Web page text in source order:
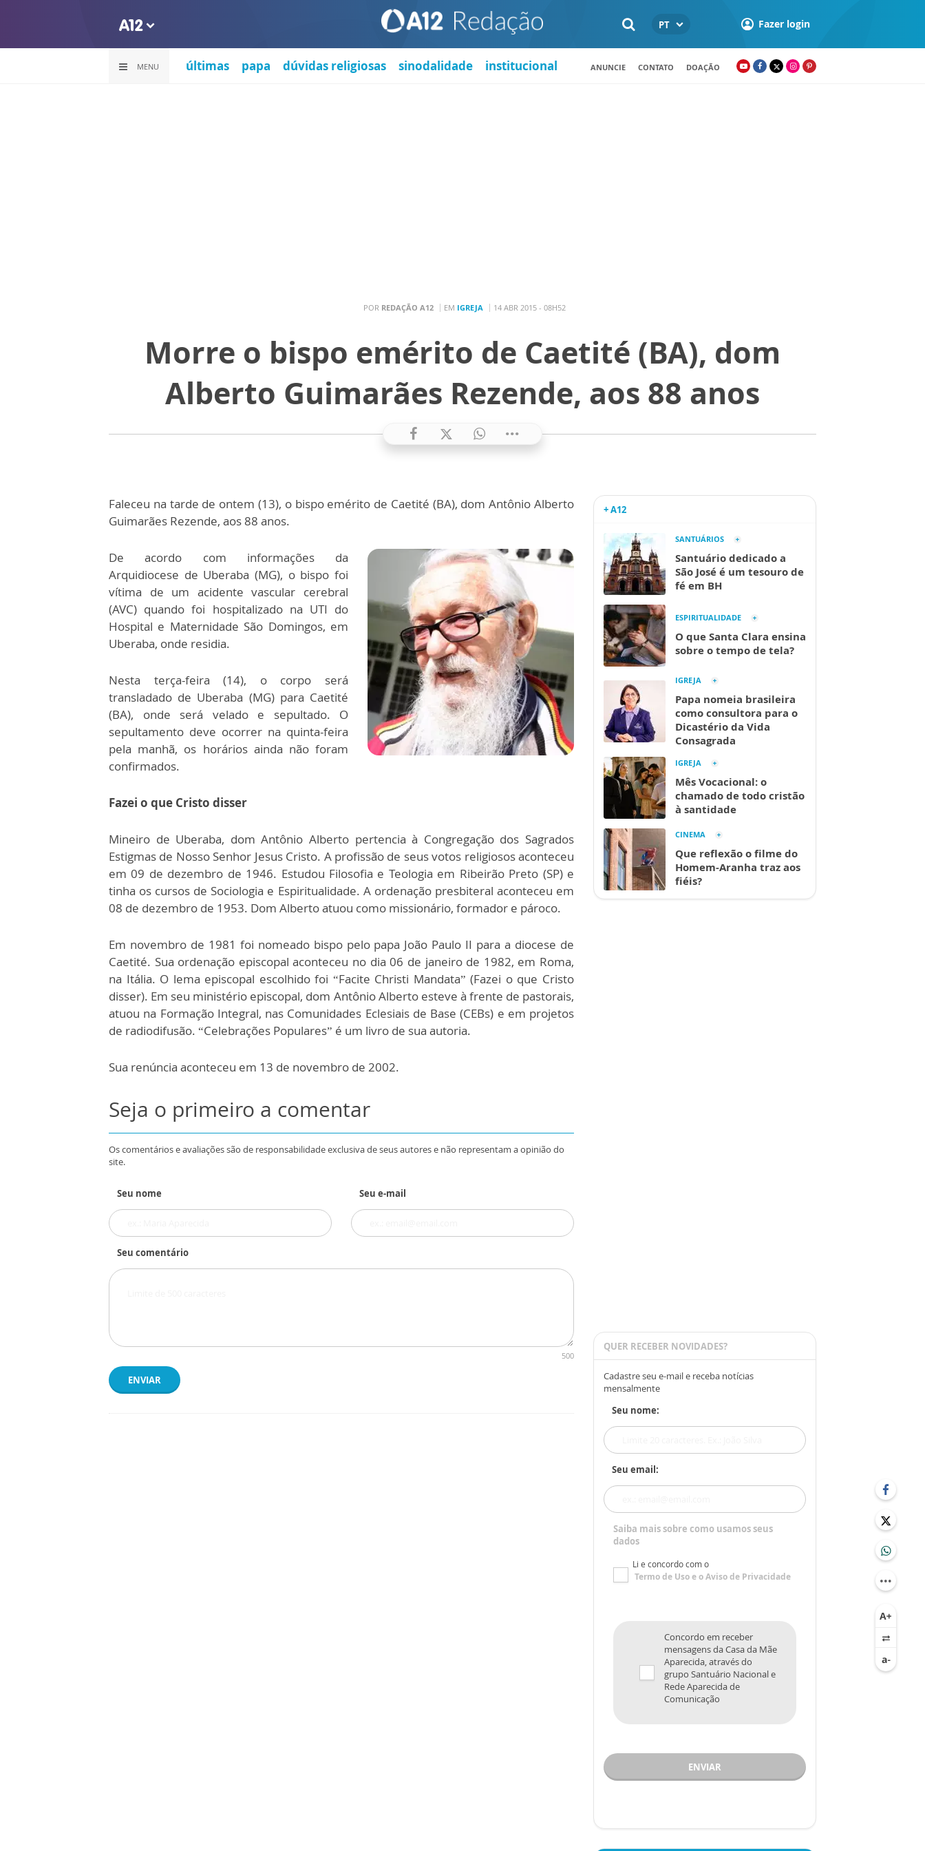
PT Fazer login
MENU últimas papa dúvidas religiosas sinodalidade institucional ANUNCIE CONTATO DOAÇÃO
POR REDAÇÃO A12 EM IGREJA 14 ABR 2015 - 08H52
Morre o bispo emérito de Caetité (BA), dom
Alberto Guimarães Rezende, aos 88 anos
Faleceu na tarde de ontem (13), o bispo emérito de Caetité (BA), dom Antônio Alberto
Guimarães Rezende, aos 88 anos.
De acordo com informações da
Arquidiocese de Uberaba (MG), o bispo foi
vítima de um acidente vascular cerebral
(AVC) quando foi hospitalizado na UTI do
Hospital e Maternidade São Domingos, em
Uberaba, onde residia.
Nesta terça-feira (14), o corpo será
transladado de Uberaba (MG) para Caetité
(BA), onde será velado e sepultado. O
sepultamento deve ocorrer na quinta-feira
pela manhã, os horários ainda não foram
confirmados.
Fazei o que Cristo disser
Mineiro de Uberaba, dom Antônio Alberto pertencia à Congregação dos Sagrados
Estigmas de Nosso Senhor Jesus Cristo. A profissão de seus votos religiosos aconteceu
em 09 de dezembro de 1946. Estudou Filosofia e Teologia em Ribeirão Preto (SP) e
tinha os cursos de Sociologia e Espiritualidade. A ordenação presbiteral aconteceu em
08 de dezembro de 1953. Dom Alberto atuou como missionário, formador e pároco.
Em novembro de 1981 foi nomeado bispo pelo papa João Paulo II para a diocese de
Caetité. Sua ordenação episcopal aconteceu no dia 06 de janeiro de 1982, em Roma,
na Itália. O lema episcopal escolhido foi “Facite Christi Mandata” (Fazei o que Cristo
disser). Em seu ministério episcopal, dom Antônio Alberto esteve à frente de pastorais,
atuou na Formação Integral, nas Comunidades Eclesiais de Base (CEBs) e em projetos
de radiodifusão. “Celebrações Populares” é um livro de sua autoria.
Sua renúncia aconteceu em 13 de novembro de 2002.
Seja o primeiro a comentar
Os comentários e avaliações são de responsabilidade exclusiva de seus autores e não representam a opinião do
site.
Seu nome Seu e-mail
Seu comentário
500
ENVIAR
+ A12
SANTUÁRIOS
Santuário dedicado a
São José é um tesouro de
fé em BH
ESPIRITUALIDADE
O que Santa Clara ensina
sobre o tempo de tela?
IGREJA
Papa nomeia brasileira
como consultora para o
Dicastério da Vida
Consagrada
IGREJA
Mês Vocacional: o
chamado de todo cristão
à santidade
CINEMA
Que reflexão o filme do
Homem-Aranha traz aos
fiéis?
QUER RECEBER NOVIDADES?
Cadastre seu e-mail e receba notícias
mensalmente
Seu nome:
Seu email:
Saiba mais sobre como usamos seus
dados
Li e concordo com o
Termo de Usoe oAviso de Privacidade
Concordo em receber
mensagens da Casa da Mãe
Aparecida, através do
grupo Santuário Nacional e
Rede Aparecida de
Comunicação
ENVIAR